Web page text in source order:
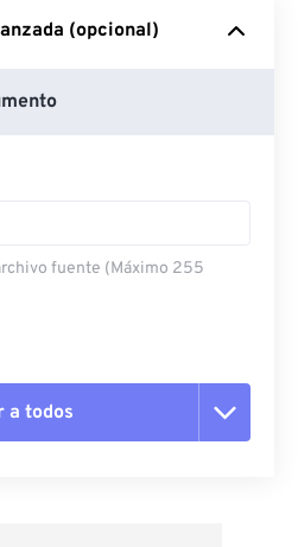
Drive
(opcional)
fuente (Máximo 255
a todos